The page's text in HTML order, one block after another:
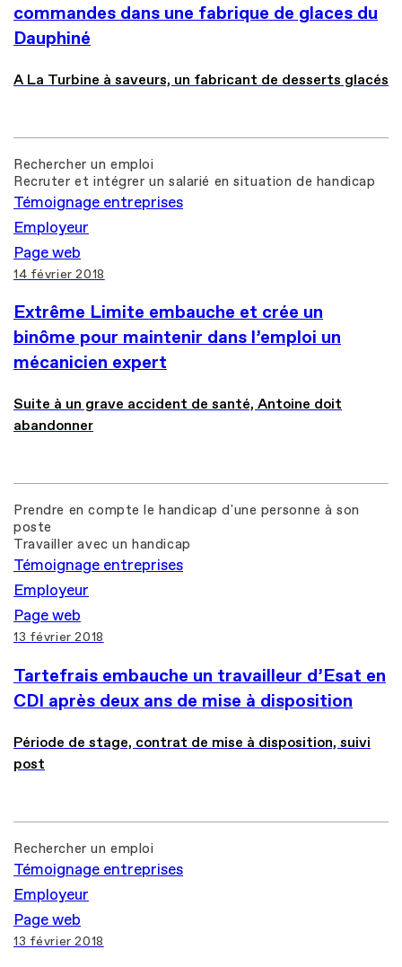
commandes dans une fabrique de glaces du
Dauphiné
A La Turbine à saveurs, un fabricant de desserts glacés
Rechercher un emploi
Recruter et intégrer un salarié en situation de handicap
Témoignage entreprises
Employeur
Page web
14 février 2018
Extrême Limite embauche et crée un
binôme pour maintenir dans l’emploi un
mécanicien expert
Suite à un grave accident de santé, Antoine doit
abandonner
Prendre en compte le handicap d'une personne à son
poste
Travailler avec un handicap
Témoignage entreprises
Employeur
Page web
13 février 2018
Tartefrais embauche un travailleur d’Esat en
CDI après deux ans de mise à disposition
Période de stage, contrat de mise à disposition, suivi
post
Rechercher un emploi
Témoignage entreprises
Employeur
Page web
13 février 2018